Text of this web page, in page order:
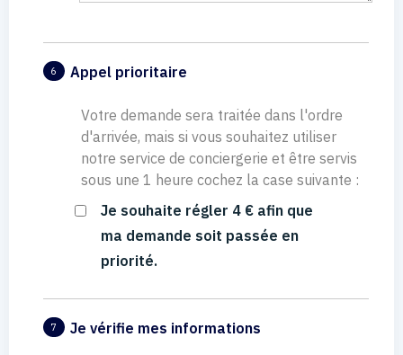
6 Appel prioritaire
Votre demande sera traitée dans l'ordre
d'arrivée, mais si vous souhaitez utiliser
notre service de conciergerie et être servis
sous une 1 heure cochez la case suivante :
Je souhaite régler 4 € afin que
ma demande soit passée en
priorité.
7 Je vérifie mes informations